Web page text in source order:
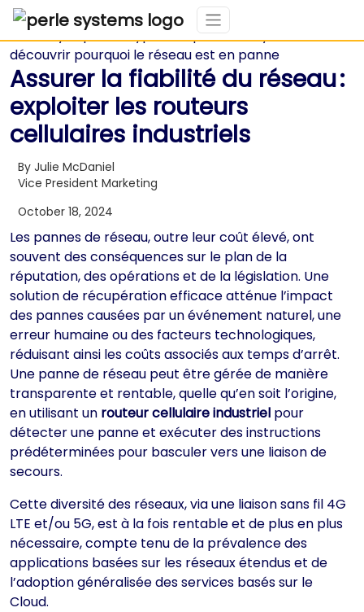
Assurer la fiabilité du réseau :
exploiter les routeurs
cellulaires industriels
By Julie McDaniel
Vice President Marketing
October 18, 2024
Les pannes de réseau, outre leur coût élevé, ont
souvent des conséquences sur le plan de la
réputation, des opérations et de la législation. Une
solution de récupération efficace atténue l’impact
des pannes causées par un événement naturel, une
erreur humaine ou des facteurs technologiques,
réduisant ainsi les coûts associés aux temps d’arrêt.
Une panne de réseau peut être gérée de manière
transparente et rentable, quelle qu’en soit l’origine,
en utilisant un routeur cellulaire industriel pour
détecter une panne et exécuter des instructions
prédéterminées pour basculer vers une liaison de
secours.
Cette diversité des réseaux, via une liaison sans fil 4G
LTE et/ou 5G, est à la fois rentable et de plus en plus
nécessaire, compte tenu de la prévalence des
applications basées sur les réseaux étendus et de
l’adoption généralisée des services basés sur le
Cloud.